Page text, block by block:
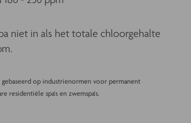
niet in als het totale chloorgehalte
gebaseerd op industrienormen voor permanent
residentiële spa's en zwemspa's.